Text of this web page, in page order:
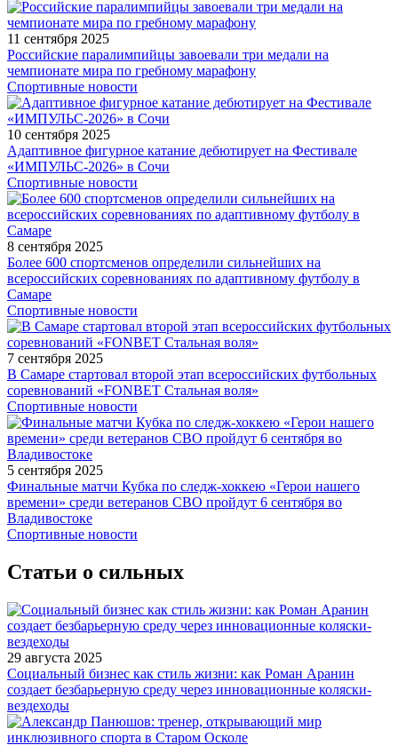
11 сентября 2025
Российские паралимпийцы завоевали три медали на
чемпионате мира по гребному марафону
Спортивные новости
10 сентября 2025
Адаптивное фигурное катание дебютирует на Фестивале
«ИМПУЛЬС-2026» в Сочи
Спортивные новости
8 сентября 2025
Более 600 спортсменов определили сильнейших на
всероссийских соревнованиях по адаптивному футболу в
Самаре
Спортивные новости
7 сентября 2025
В Самаре стартовал второй этап всероссийских футбольных
соревнований «FONBET Стальная воля»
Спортивные новости
5 сентября 2025
Финальные матчи Кубка по следж-хоккею «Герои нашего
времени» среди ветеранов СВО пройдут 6 сентября во
Владивостоке
Спортивные новости
Статьи о сильных
29 августа 2025
Социальный бизнес как стиль жизни: как Роман Аранин
создает безбарьерную среду через инновационные коляски-
вездеходы